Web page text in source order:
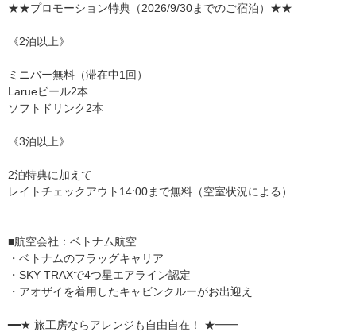
★★プロモーション特典（2026/9/30までのご宿泊）★★
《2泊以上》
ミニバー無料（滞在中1回）
Larueビール2本
ソフトドリンク2本
《3泊以上》
2泊特典に加えて
レイトチェックアウト14:00まで無料（空室状況による）
■航空会社：ベトナム航空
・ベトナムのフラッグキャリア
・SKY TRAXで4つ星エアライン認定
・アオザイを着用したキャビンクルーがお出迎え
━━★ 旅工房ならアレンジも自由自在！ ★━━